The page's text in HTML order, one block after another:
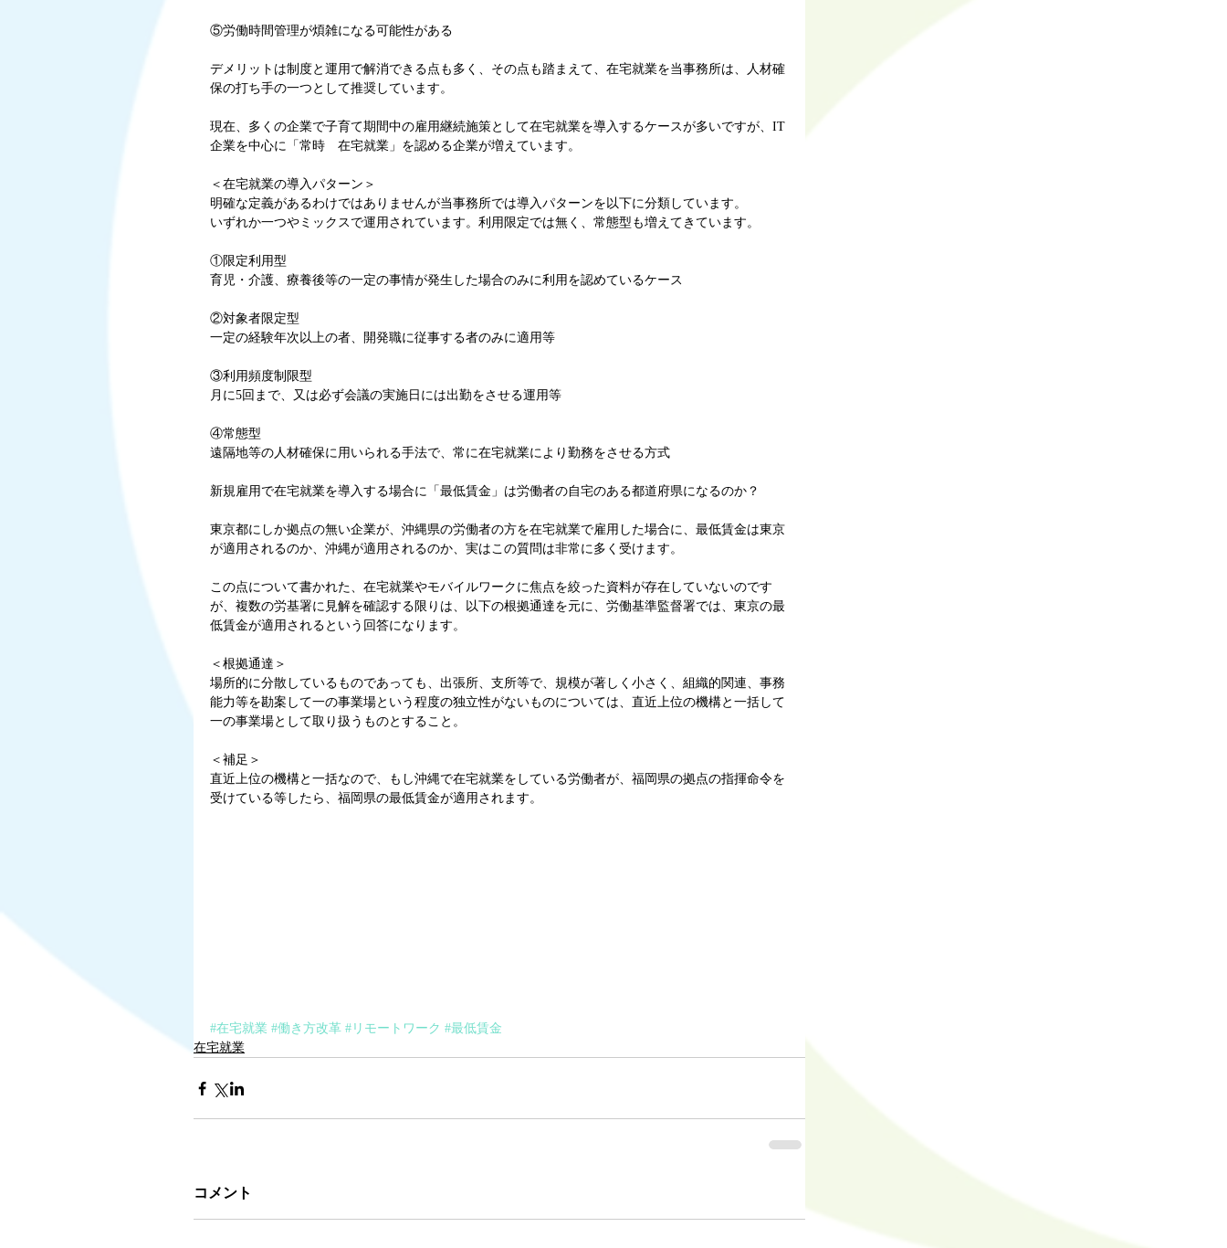
⑤労働時間管理が煩雑になる可能性がある
デメリットは制度と運用で解消できる点も多く、その点も踏まえて、在宅就業を当事務所は、人材確
保の打ち手の一つとして推奨しています。
現在、多くの企業で子育て期間中の雇用継続施策として在宅就業を導入するケースが多いですが、IT
企業を中心に「常時　在宅就業」を認める企業が増えています。
＜在宅就業の導入パターン＞
明確な定義があるわけではありませんが当事務所では導入パターンを以下に分類しています。
いずれか一つやミックスで運用されています。利用限定では無く、常態型も増えてきています。
①限定利用型
育児・介護、療養後等の一定の事情が発生した場合のみに利用を認めているケース
②対象者限定型
一定の経験年次以上の者、開発職に従事する者のみに適用等
③利用頻度制限型
月に5回まで、又は必ず会議の実施日には出勤をさせる運用等
④常態型
遠隔地等の人材確保に用いられる手法で、常に在宅就業により勤務をさせる方式
新規雇用で在宅就業を導入する場合に「最低賃金」は労働者の自宅のある都道府県になるのか？
東京都にしか拠点の無い企業が、沖縄県の労働者の方を在宅就業で雇用した場合に、最低賃金は東京
が適用されるのか、沖縄が適用されるのか、実はこの質問は非常に多く受けます。
この点について書かれた、在宅就業やモバイルワークに焦点を絞った資料が存在していないのです
が、複数の労基署に見解を確認する限りは、以下の根拠通達を元に、労働基準監督署では、東京の最
低賃金が適用されるという回答になります。
＜根拠通達＞
場所的に分散しているものであっても、出張所、支所等で、規模が著しく小さく、組織的関連、事務
能力等を勘案して一の事業場という程度の独立性がないものについては、直近上位の機構と一括して
一の事業場として取り扱うものとすること。
＜補足＞
直近上位の機構と一括なので、もし沖縄で在宅就業をしている労働者が、福岡県の拠点の指揮命令を
受けている等したら、福岡県の最低賃金が適用されます。
#在宅就業 #働き方改革 #リモートワーク #最低賃金
在宅就業
コメント